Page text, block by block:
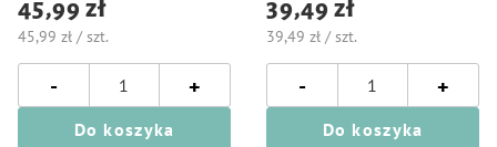
45,99 zł
45,99 zł / szt.
- +
Do koszyka
39,49 zł
39,49 zł / szt.
- +
Do koszyka